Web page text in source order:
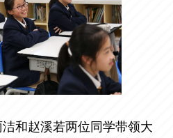
和赵溪若两位同学带领大